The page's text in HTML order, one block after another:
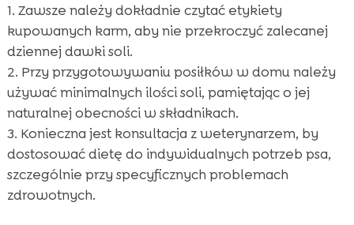
Zawsze należy dokładnie czytać etykiety
kupowanych karm, aby nie przekroczyć zalecanej
dziennej dawki soli.
Przy przygotowywaniu posiłków w domu należy
używać minimalnych ilości soli, pamiętając o jej
naturalnej obecności w składnikach.
Konieczna jest konsultacja z weterynarzem, by
dostosować dietę do indywidualnych potrzeb psa,
szczególnie przy specyficznych problemach
zdrowotnych.